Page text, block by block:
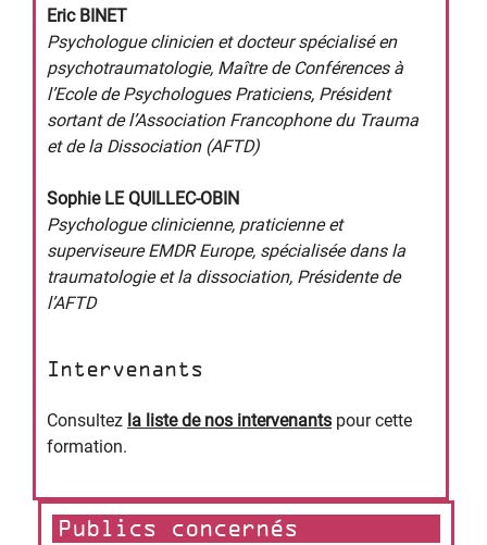
Eric BINET
Psychologue clinicien et docteur spécialisé en
psychotraumatologie, Maître de Conférences à
l’Ecole de Psychologues Praticiens, Président
sortant de l’Association Francophone du Trauma
et de la Dissociation (AFTD)
Sophie LE QUILLEC-OBIN
Psychologue clinicienne, praticienne et
superviseure EMDR Europe, spécialisée dans la
traumatologie et la dissociation, Présidente de
l’AFTD
Intervenants
Consultez la liste de nos intervenants pour cette
formation.
Publics concernés